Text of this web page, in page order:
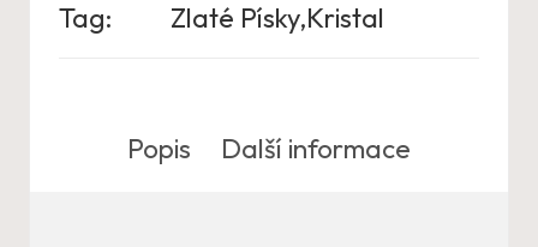
Tag:
Zlaté Písky,Kristal
Popis Další informace